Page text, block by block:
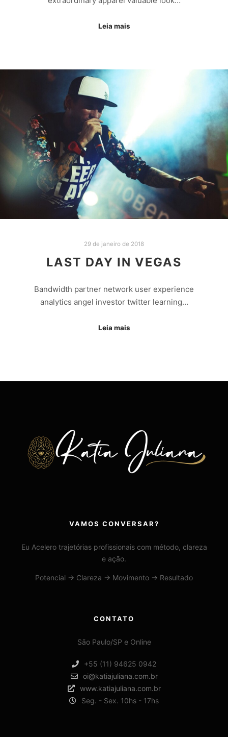
Leia mais
29 de janeiro de 2018
LAST DAY IN VEGAS
Bandwidth partner network user experience
analytics angel investor twitter learning…
Leia mais
VAMOS CONVERSAR?
Eu Acelero trajetórias profissionais com método, clareza
e ação.
Potencial → Clareza → Movimento → Resultado
CONTATO
São Paulo/SP e Online
+55 (11) 94625 0942
oi@katiajuliana.com.br
www.katiajuliana.com.br
Seg. - Sex. 10hs - 17hs